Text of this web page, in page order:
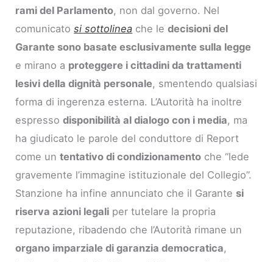
rami del Parlamento, non dal governo. Nel
comunicatosi sottolinea che ledecisioni del
Garante sono basate esclusivamente sulla legge
e mirano a proteggere i cittadini da trattamenti
lesivi della dignità personale, smentendo qualsiasi
forma di ingerenza esterna. L’Autorità ha inoltre
espressodisponibilità al dialogo con i media, ma
ha giudicato le parole del conduttore di Report
come untentativo di condizionamento che “lede
gravemente l’immagine istituzionale del Collegio”.
Stanzione ha infine annunciato che il Garante si
riserva azioni legali per tutelare la propria
reputazione, ribadendo che l’Autorità rimane un
organo imparziale di garanzia democratica,